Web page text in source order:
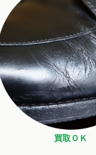
買取ＯＫ